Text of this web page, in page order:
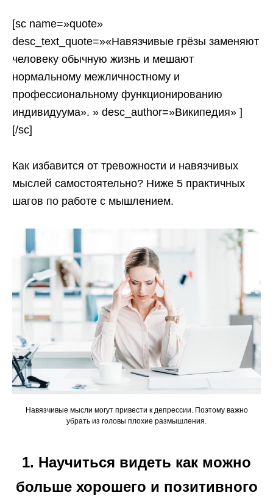
[sc name=»quote»
desc_text_quote=»«Навязчивые грёзы заменяют
человеку обычную жизнь и мешают
нормальному межличностному и
профессиональному функционированию
индивидуума». » desc_author=»Википедия» ]
[/sc]
Как избавится от тревожности и навязчивых
мыслей самостоятельно? Ниже 5 практичных
шагов по работе с мышлением.
Навязчивые мысли могут привести к депрессии. Поэтому важно
убрать из головы плохие размышления.
1. Научиться видеть как можно
больше хорошего и позитивного